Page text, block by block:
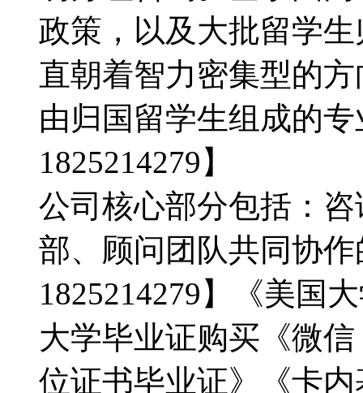
政策，以及大批留学
直朝着智力密集型的
由归国留学生组成的
1825214279】
公司核心部分包括：
部、顾问团队共同协
1825214279】《美国
大学毕业证购买《微
位证书毕业证》《卡